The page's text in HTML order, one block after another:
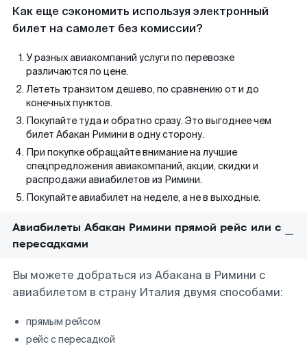
Как еще сэкономить используя электронный
билет на самолет без комиссии?
У разных авиакомпаний услуги по перевозке
различаются по цене.
Лететь транзитом дешево, по сравнению от и до
конечных пунктов.
Покупайте туда и обратно сразу. Это выгоднее чем
билет Абакан Римини в одну сторону.
При покупке обращайте внимание на лучшие
спецпредложения авиакомпаний, акции, скидки и
распродажи авиабилетов из Римини.
Покупайте авиабилет на неделе, а не в выходные.
Авиабилеты Абакан Римини прямой рейс или с
пересадками
Вы можете добраться из Абакана в Римини с
авиабилетом в страну Италия двумя способами:
прямым рейсом
рейс с пересадкой